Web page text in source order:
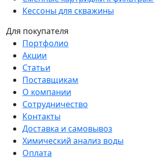
Кессоны для скважины
Для покупателя
Портфолио
Акции
Статьи
Поставщикам
О компании
Сотрудничество
Контакты
Доставка и самовывоз
Химический анализ воды
Оплата